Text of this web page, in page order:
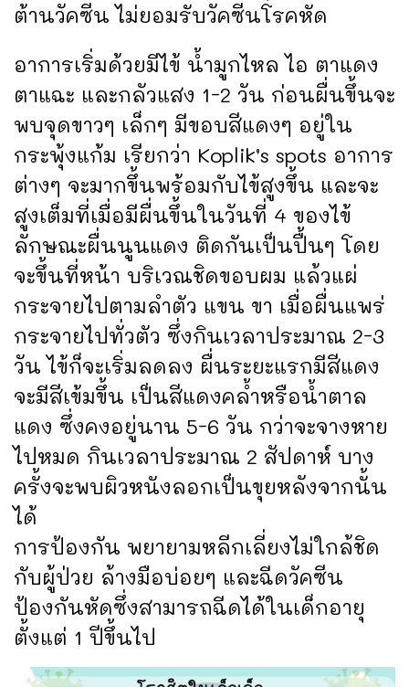
ต้านวัคซีน ไม่ยอมรับวัคซีนโรคหัด
อาการเริ่มด้วยมีไข้ น้ำมูกไหล ไอ ตาแดง
ตาแฉะ และกลัวแสง 1-2 วัน ก่อนผื่นขึ้นจะ
พบจุดขาวๆ เล็กๆ มีขอบสีแดงๆ อยู่ใน
กระพุ้งแก้ม เรียกว่า Koplik’s spots อาการ
ต่างๆ จะมากขึ้นพร้อมกับไข้สูงขึ้น และจะ
สูงเต็มที่เมื่อมีผื่นขึ้นในวันที่ 4 ของไข้
ลักษณะผื่นนูนแดง ติดกันเป็นปื้นๆ โดย
จะขึ้นที่หน้า บริเวณชิดขอบผม แล้วแผ่
กระจายไปตามลำตัว แขน ขา เมื่อผื่นแพร่
กระจายไปทั่วตัว ซึ่งกินเวลาประมาณ 2-3
วัน ไข้ก็จะเริ่มลดลง ผื่นระยะแรกมีสีแดง
จะมีสีเข้มขึ้น เป็นสีแดงคล้ำหรือน้ำตาล
แดง ซึ่งคงอยู่นาน 5-6 วัน กว่าจะจางหาย
ไปหมด กินเวลาประมาณ 2 สัปดาห์ บาง
ครั้งจะพบผิวหนังลอกเป็นขุยหลังจากนั้น
ได้
การป้องกัน พยายามหลีกเลี่ยงไม่ใกล้ชิด
กับผู้ป่วย ล้างมือบ่อยๆ และฉีดวัคซีน
ป้องกันหัดซึ่งสามารถฉีดได้ในเด็กอายุ
ตั้งแต่ 1 ปีขึ้นไป